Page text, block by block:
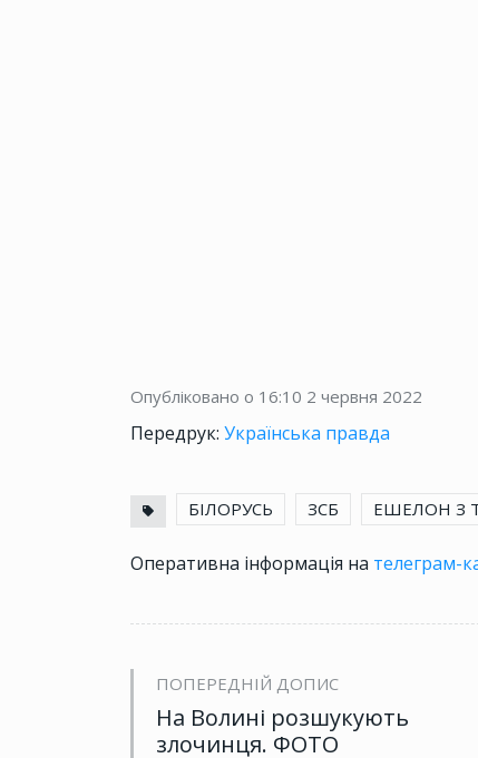
Опубліковано о 16:10 2 червня 2022
Передрук: Українська правда
БІЛОРУСЬ ЗСБ ЕШЕЛОН З
Оперативна інформація на телеграм-
ПОПЕРЕДНІЙ ДОПИС
На Волині розшукують
злочинця. ФОТО